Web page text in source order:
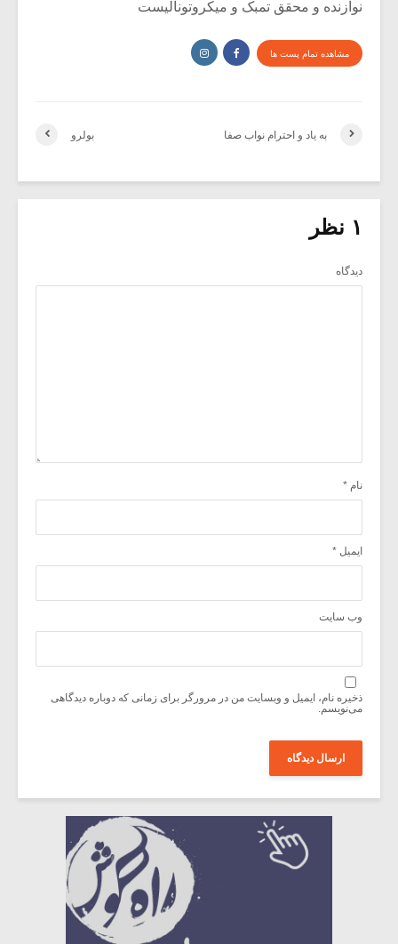
نوازنده و محقق تمبک و میکروتونالیست
مشاهده تمام پست ها
بولرو به یاد و احترام نواب صفا
۱ نظر
دیدگاه
نام *
ایمیل *
وب‌ سایت
ذخیره نام، ایمیل و وبسایت من در مرورگر برای زمانی که دوباره دیدگاهی
می‌نویسم.